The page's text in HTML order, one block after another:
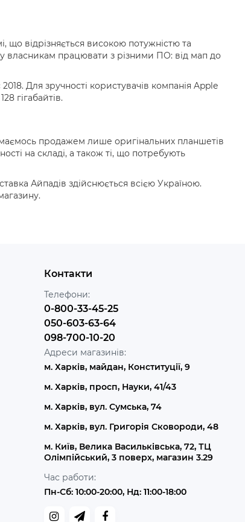
що відрізняється високою потужністю та
власникам працювати з різними ПО: від мап до
Для зручності користувачів компанія Apple
гігабайтів.
продажем лише оригінальних планшетів
на складі, а також ті, що потребують
Айпадів здійснюється всією Україною.
Контакти
Телефони:
0-800-33-45-25
050-603-63-64
098-700-10-20
Адреси магазинів:
м. Харків, майдан, Конституції, 9
м. Харків, просп, Науки, 41/43
м. Харків, вул. Сумська, 74
м. Харків, вул. Григорія Сковороди, 48
м. Київ, Велика Васильківська, 72, ТЦ
Олімпійський, 3 поверх, магазин 3.29
Час работи:
Пн-Сб: 10:00-20:00, Нд: 11:00-18:00